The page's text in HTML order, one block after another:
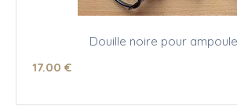
Douille noire pour
17.00 €